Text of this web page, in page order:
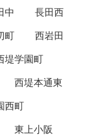
中
長田西
町
西岩田
堤学園町
西堤本通東
西町
東上小阪